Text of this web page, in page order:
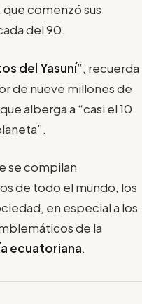
que comenzó sus
del 90.
del Yasuní”, recuerda
de nueve millones de
alberga a “casi el 10
se compilan
de todo el mundo, los
en especial a los
de la
ecuatoriana.